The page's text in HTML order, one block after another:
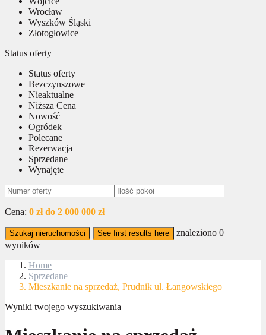
Wrocław
Wyszków Śląski
Złotogłowice
Status oferty
Status oferty
Bezczynszowe
Nieaktualne
Niższa Cena
Nowość
Ogródek
Polecane
Rezerwacja
Sprzedane
Wynajęte
Cena: 0 zł do 2 000 000 zł
Szukaj nieruchomości See first results here znaleziono 0
wyników
Home
Sprzedane
Mieszkanie na sprzedaż, Prudnik ul. Łangowskiego
Wyniki twojego wyszukiwania